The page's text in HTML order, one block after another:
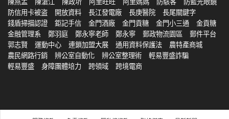
陳燕孟
陳滄江 陳政圻 阿里旺旺 阿里媽媽 防駭客
防藍光眼鏡
防信用卡被盗
開放資料 長江發電廠 長庚醫院
長尾關鍵字
錢盾掃描認證
鉅記手信 金門酒廠 金門貢糖 金門小三通
金貢糖
金融管理系
鄭羽庭 鄭永寧老師 鄭永寧 郵政物流園區
郵件平台
郭志賢
運動中心 連鎖加盟大展 通用資料保護法
農特產商城
農民網路行銷
辨公室自動化 辨公室整理術
輕易豐盛詐騙
輕易豐盛
身障團體培力 跨領域 跨境電商